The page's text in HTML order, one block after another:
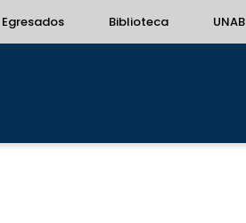
Egresados Biblioteca UNAB